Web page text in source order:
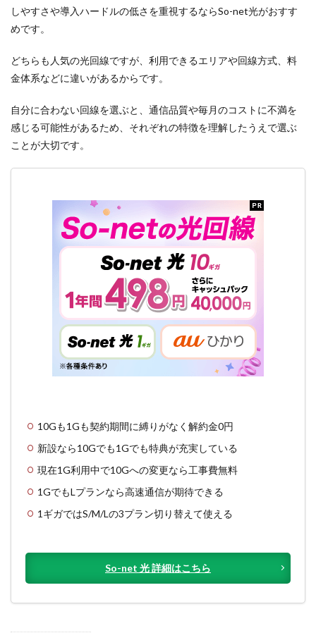
しやすさや導入ハードルの低さを重視するならSo-net光がおすす
めです。
どちらも人気の光回線ですが、利用できるエリアや回線方式、料
金体系などに違いがあるからです。
自分に合わない回線を選ぶと、通信品質や毎月のコストに不満を
感じる可能性があるため、それぞれの特徴を理解したうえで選ぶ
ことが大切です。
10Gも1Gも契約期間に縛りがなく解約金0円
新設なら10Gでも1Gでも特典が充実している
現在1G利用中で10Gへの変更なら工事費無料
1GでもLプランなら高速通信が期待できる
1ギガではS/M/Lの3プラン切り替えて使える
So-net 光 詳細はこちら